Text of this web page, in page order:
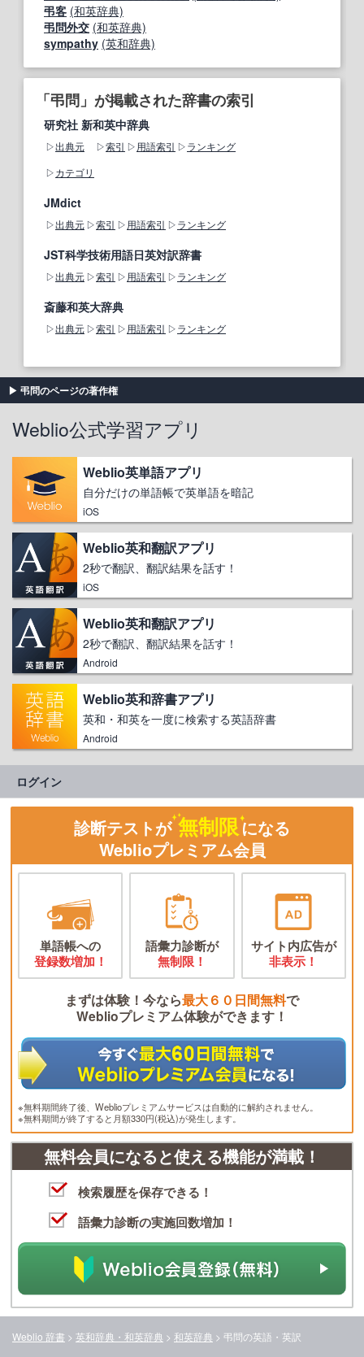
弔客 (和英辞典)
弔問外交 (和英辞典)
sympathy (英和辞典)
「弔問」が掲載された辞書の索引
研究社 新和英中辞典
出典元 索引 用語索引
ランキング
カテゴリ
JMdict
出典元 索引 用語索引 ランキング
JST科学技術用語日英対訳辞書
出典元 索引 用語索引 ランキング
斎藤和英大辞典
出典元 索引 用語索引 ランキング
弔問のページの著作権
Weblio公式学習アプリ
Weblio英単語アプリ
自分だけの単語帳で英単語を暗記
iOS
Weblio英和翻訳アプリ
2秒で翻訳、翻訳結果を話す！
iOS
Weblio英和翻訳アプリ
2秒で翻訳、翻訳結果を話す！
Android
Weblio英和辞書アプリ
英和・和英を一度に検索する英語辞書
Android
ログイン
診断テストが 無制限になる
Weblioプレミアム会員
単語帳への
登録数増加！
語彙力診断が
無制限！
サイト内広告が
非表示！
まずは体験！今なら最大６０日間無料で
Weblioプレミアム体験ができます！
※無料期間終了後、Weblioプレミアムサービスは自動的に解約されません。
※無料期間が終了すると月額330円(税込)が発生します。
無料会員になると使える機能が満載！
検索履歴を保存できる！
語彙力診断の実施回数増加！
Weblio 辞書 > 英和辞典・和英辞典 > 和英辞典 > 弔問の英語・英訳